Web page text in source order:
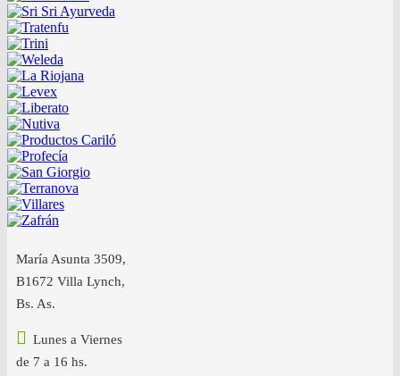
María Asunta 3509,
B1672 Villa Lynch,
Bs. As.
Lunes a Viernes
de 7 a 16 hs.